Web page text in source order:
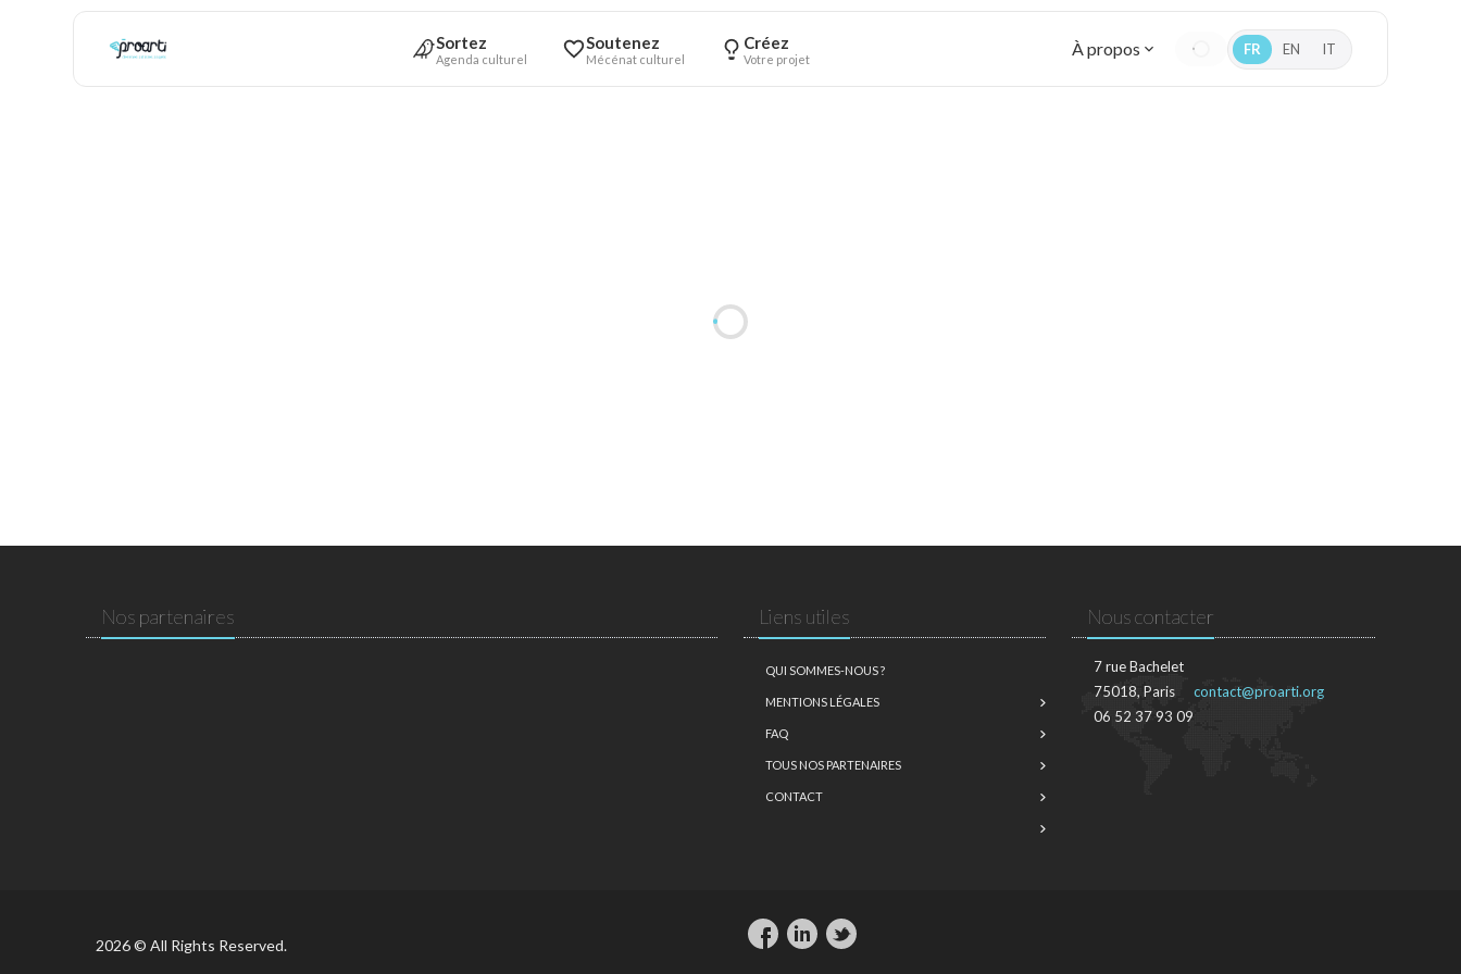
Sortez
Agenda culturel
Soutenez
Mécénat culturel
Créez
Votre projet À propos FR EN IT
Nos partenaires Liens utiles
QUI SOMMES-NOUS ?
MENTIONS LÉGALES
FAQ
TOUS NOS PARTENAIRES
CONTACT
Nous contacter
7 rue Bachelet
75018, Paris
06 52 37 93 09
contact@proarti.org
2026 © All Rights Reserved.